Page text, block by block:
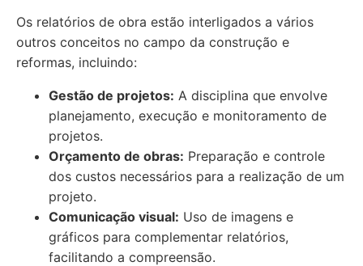
Os relatórios de obra estão interligados a vários
outros conceitos no campo da construção e
reformas, incluindo:
Gestão de projetos: A disciplina que envolve
planejamento, execução e monitoramento de
projetos.
Orçamento de obras: Preparação e controle
dos custos necessários para a realização de um
projeto.
Comunicação visual: Uso de imagens e
gráficos para complementar relatórios,
facilitando a compreensão.